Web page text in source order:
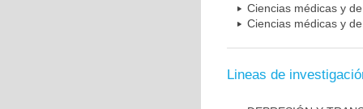
Ciencias médicas y
Ciencias médicas y
Lineas de